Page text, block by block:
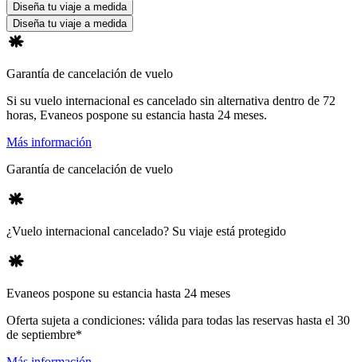
Diseña tu viaje a medida
Diseña tu viaje a medida
Garantía de cancelación de vuelo
Si su vuelo internacional es cancelado sin alternativa dentro de 72
horas, Evaneos pospone su estancia hasta 24 meses.
Más información
Garantía de cancelación de vuelo
¿Vuelo internacional cancelado? Su viaje está protegido
Evaneos pospone su estancia hasta 24 meses
Oferta sujeta a condiciones: válida para todas las reservas hasta el 30
de septiembre*